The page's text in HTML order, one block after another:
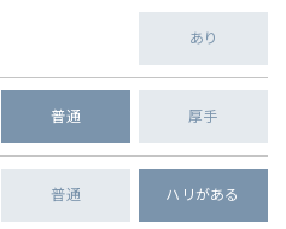
あり
普通 厚手
普通 ハリがある